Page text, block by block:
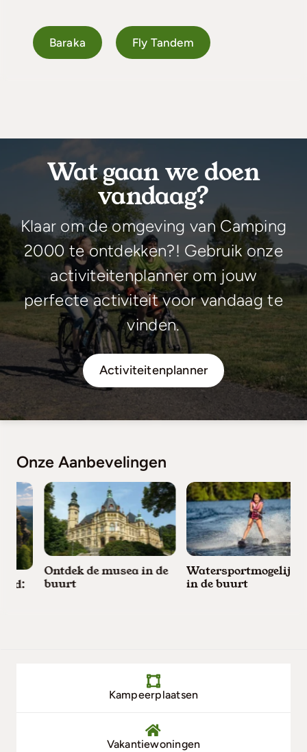
Baraka Fly Tandem
Wat gaan we doen
vandaag?
Klaar om de omgeving van Camping
2000 te ontdekken?! Gebruik onze
activiteitenplanner om jouw
perfecte activiteit voor vandaag te
vinden.
Activiteitenplanner
Onze Aanbevelingen
Ontdek de musea in de
buurt
in de buurt
Kampeerplaatsen
Vakantiewoningen